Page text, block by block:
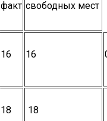
факт свободных мест
16 16
18 18